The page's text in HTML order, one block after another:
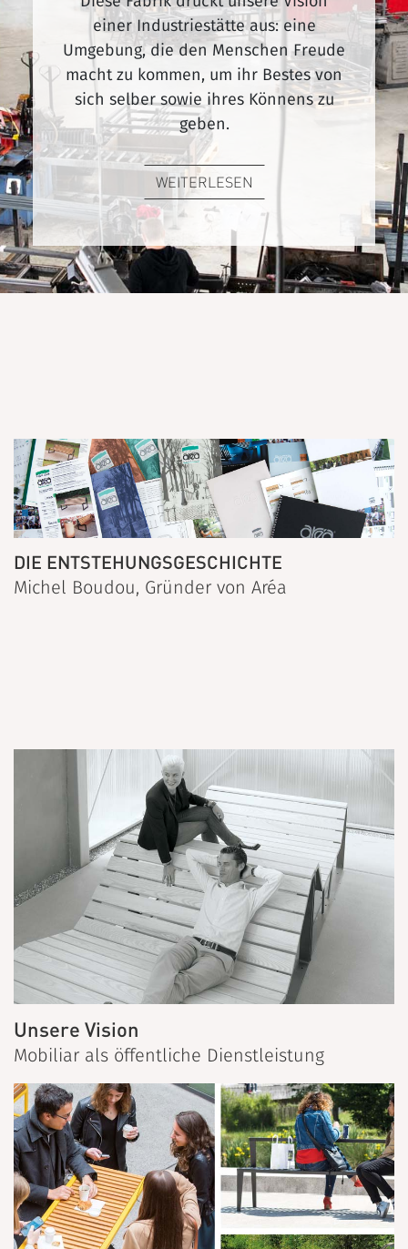
einer Industriestätte aus: eine
Umgebung, die den Menschen Freude
macht zu kommen, um ihr Bestes von
sich selber sowie ihres Könnens zu
geben.
WEITERLESEN
DIE ENTSTEHUNGSGESCHICHTE
Michel Boudou, Gründer von Aréa
Unsere Vision
Mobiliar als öffentliche Dienstleistung